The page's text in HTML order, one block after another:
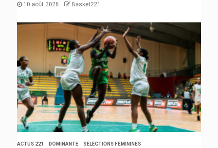
10 août 2026 Basket221
ACTUS 221 DOMINANTE
SÉLECTIONS FÉMININES